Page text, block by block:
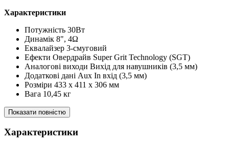
Характеристики
Потужність 30Вт
Динамік 8", 4Ω
Еквалайзер 3-смуговий
Ефекти Овердрайв Super Grit Technology (SGT)
Аналогові виходи Вихід для навушників (3,5 мм)
Додаткові дані Aux In вхід (3,5 мм)
Розміри 433 x 411 x 306 мм
Вага 10,45 кг
Показати повністю
Характеристики